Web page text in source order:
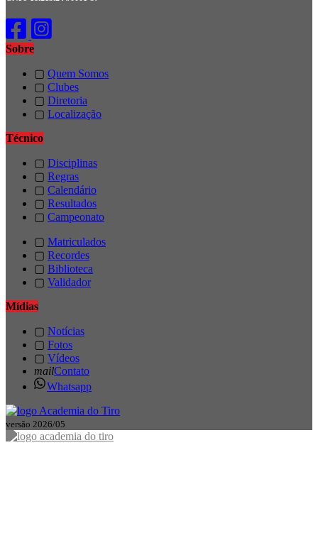
Sobre
▢ Quem Somos
▢ Clubes
▢ Diretoria
▢ Localização
Técnico
▢ Disciplinas
▢ Regras
▢ Calendário
▢ Resultados
▢ Campeonato
▢ Matriculados
▢ Recordes
▢ Biblioteca
▢ Validador
Mídias
▢ Notícias
▢ Fotos
▢ Vídeos
mailContato
Whatsapp
versão 2026/05